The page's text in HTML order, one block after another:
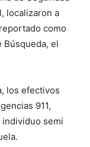
localizaron a
como
Búsqueda, el
los efectivos
911,
semi